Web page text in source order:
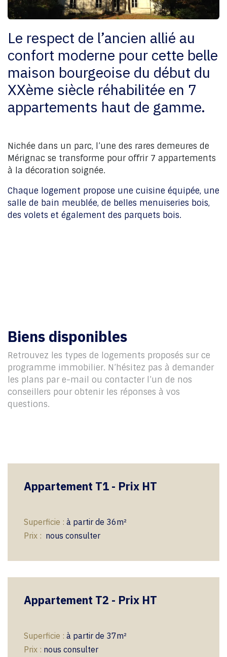
Le respect de l’ancien allié au
confort moderne pour cette belle
maison bourgeoise du début du
XXème siècle réhabilitée en 7
appartements haut de gamme.
Nichée dans un parc, l’une des rares demeures de
Mérignac se transforme pour offrir 7 appartements
à la décoration soignée.
Chaque logement propose une cuisine équipée, une
salle de bain meublée, de belles menuiseries bois,
des volets et également des parquets bois.
Biens disponibles
Retrouvez les types de logements proposés sur ce
programme immobilier. N’hésitez pas à demander
les plans par e-mail ou contacter l’un de nos
conseillers pour obtenir les réponses à vos
questions.
Appartement T1 - Prix HT
Superficie : à partir de 36m²
Prix : nous consulter
Appartement T2 - Prix HT
Superficie : à partir de 37m²
Prix : nous consulter